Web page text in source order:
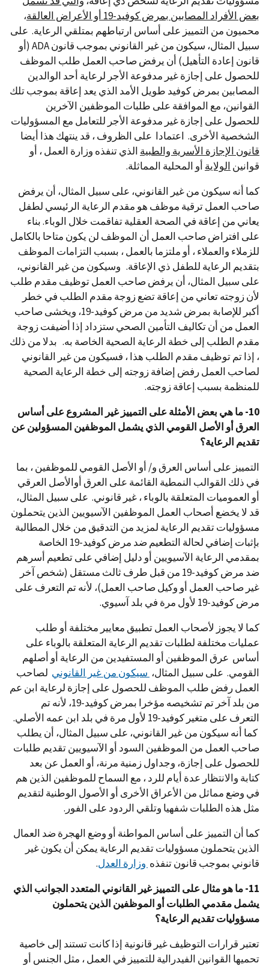
بعض الأفراد المصابين بمرض كوفيد-19 أو الأعراض العالقة
،
محميون من التمييز على أساس ارتباطهم بمتلقي الرعاية. على
سبيل المثال، سيكون من غير القانوني بموجب قانون ADA (أو
قانون إعادة التأهيل) أن يرفض صاحب العمل طلب الموظف
للحصول على إجازة غير مدفوعة الأجر لرعاية أحد الوالدين
المصابين بمرض كوفيد طويل الأمد الذي يعد إعاقة بموجب تلك
القوانين، مع الموافقة على طلبات الموظفين الآخرين
للحصول على إجازة غير مدفوعة الأجر للتعامل مع المسؤوليات
الشخصية الأخرى. اعتمادا على الظروف ، قد ينتهك هذا أيضا
قانون الإجازة الأسرية والطبية الذي تنفذه وزارة العمل ، أو
قوانين الولاية أو المحلية المماثلة.
كما أنه سيكون من غير القانوني، على سبيل المثال، أن يرفض
صاحب العمل ترقية موظف هو مقدم الرعاية الرئيسي لطفل
يعاني من إعاقة في الصحة العقلية تفاقمت خلال الوباء. بناء
على افتراض صاحب العمل أن الموظف لن يكون متاحا بالكامل
للزملاء والعملاء ، أو ملتزما بالعمل ، بسبب التزامات الموظف
بتقديم الرعاية للطفل ذي الإعاقة. وسيكون من غير القانوني،
على سبيل المثال، أن يرفض صاحب العمل توظيف مقدم طلب
لأن زوجته تعاني من إعاقة تضع زوجة مقدم الطلب في خطر
أكبر للإصابة بمرض شديد من مرض كوفيد-19، ويخشى صاحب
العمل من أن تكاليف التأمين الصحي ستزداد إذا أضيفت زوجة
مقدم الطلب إلى خطة الرعاية الصحية الخاصة به. بدلا من ذلك
، إذا تم توظيف مقدم الطلب هذا ، فسيكون من غير القانوني
لصاحب العمل رفض إضافة زوجته إلى خطة الرعاية الصحية
للمنظمة بسبب إعاقة زوجته.
10- ما هي بعض الأمثلة على التمييز غير المشروع على أساس
العرق أو الأصل القومي الذي يشمل الموظفين المسؤولين عن
تقديم الرعاية؟
التمييز على أساس العرق و/ أو الأصل القومي للموظفين ، بما
في ذلك القوالب النمطية القائمة على العرق أوالأصل العرقي
أو العموميات المتعلقة بالوباء ، غير قانوني. على سبيل المثال،
قد لا يخضع أصحاب العمل الموظفين الآسيويين الذين يتحملون
مسؤوليات تقديم الرعاية لمزيد من التدقيق من خلال المطالبة
بإثبات إضافي لحالة التطعيم ضد مرض كوفيد-19 الخاصة
بمقدمي الرعاية الآسيويين أو دليل إضافي على تطعيم أسرهم
ضد مرض كوفيد-19 من قبل طرف ثالث مستقل (شخص آخر
غير صاحب العمل أو وكيل صاحب العمل)، لأنه تم التعرف على
مرض كوفيد-19 لأول مرة في بلد آسيوي.
كما لا يجوز لأصحاب العمل تطبيق معايير مختلفة أو طلب
عمليات مختلفة لطلبات تقديم الرعاية المتعلقة بالوباء على
أساس عرق الموظفين أو المستفيدين من الرعاية أو أصلهم
القومي. على سبيل المثال، سيكون من غير القانوني لصاحب
العمل رفض طلب الموظف للحصول على إجازة لرعاية ابن عم
من بلد آخر تم تشخيصه مؤخرا بمرض كوفيد-19، لأنه تم
التعرف على متغير كوفيد-19 لأول مرة في بلد ابن عمه الأصلي.
كما أنه سيكون من غير القانوني، على سبيل المثال، أن يطلب
صاحب العمل من الموظفين السود أو الآسيويين تقديم طلبات
للحصول على إجازة، وجداول زمنية مرنة، أو العمل عن بعد
كتابة والانتظار عدة أيام للرد ، مع السماح للموظفين الذين هم
في وضع مماثل من الأعراق الأخرى أو الأصول الوطنية لتقديم
مثل هذه الطلبات شفهيا وتلقي الردود على الفور.
كما أن التمييز على أساس المواطنة أو وضع الهجرة ضد العمال
الذين يتحملون مسؤوليات تقديم الرعاية يمكن أن يكون غير
قانوني بموجب قانون تنفذه وزارة العدل.
11- ما هو مثال على التمييز غير القانوني المتعدد الجوانب الذي
يشمل مقدمي الطلبات أو الموظفين الذين يتحملون
مسؤوليات تقديم الرعاية؟
تعتبر قرارات التوظيف غير قانونية إذا كانت تستند إلى خاصية
تحميها القوانين الفيدرالية للتمييز في العمل ، مثل الجنس أو